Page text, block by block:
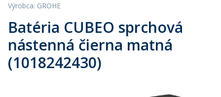
Výrobca: GROHE
Batéria CUBEO sprchová
nástenná čierna matná
(1018242430)